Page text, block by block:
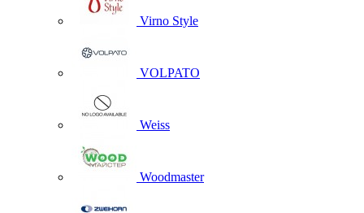
Virno Style
VOLPATO
Weiss
Woodmaster